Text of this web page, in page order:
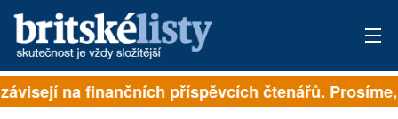
PŘIHLÁSIT
na finančních příspěvcích čtenářů. Prosíme,